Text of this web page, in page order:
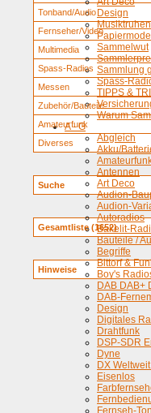
Design
Musiktruhen
Sammelwut
Sammlung
Spass-
TIPPS &
Warum
A - G
Abgleich
Akku/
Antennen
Art Deco
Audion-
Audion-
Autoradios
Bakelit-
Bauteile /
Begriffe
Bittorf &
Boy's
DAB DAB+
DAB-
Design
Digitales
Drahtfunk
DSP-SDR
Dyne
DX
Eisenlos
Fernseh-Ton
Tonband/Audio
Fernseher/Video
Multimedia
Spass-Radios
Messen
Zubehör/Bauteile
Amateurfunk
Diverses
Suche
Gesamtliste (1652)
Hinweise